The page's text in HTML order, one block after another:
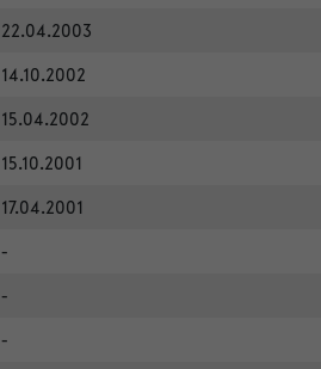
22.04.2003
14.10.2002
15.04.2002
15.10.2001
17.04.2001
-
-
-